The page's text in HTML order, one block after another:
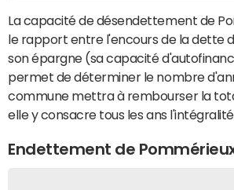
La capacité de désendettement de
le rapport entre l'encours de la dette
son épargne (sa capacité
permet de déterminer le nombre
commune mettra à rembourser la
elle y consacre tous les ans
Endettement de